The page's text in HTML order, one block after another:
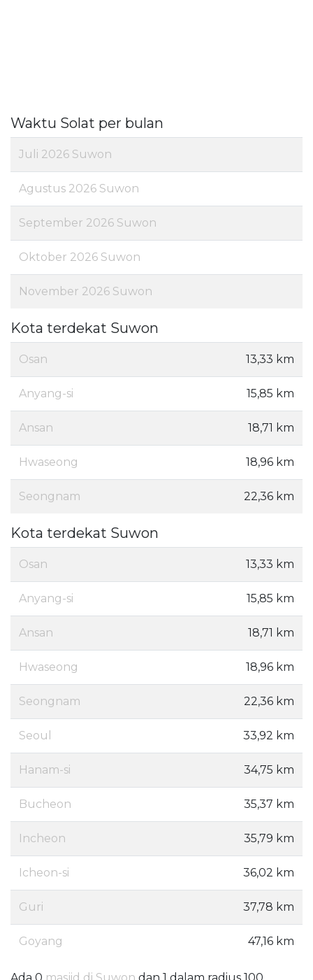
Waktu Solat per bulan
Juli 2026 Suwon
Agustus 2026 Suwon
September 2026 Suwon
Oktober 2026 Suwon
November 2026 Suwon
Kota terdekat Suwon
Osan 13,33 km
Anyang-si 15,85 km
Ansan 18,71 km
Hwaseong 18,96 km
Seongnam 22,36 km
Kota terdekat Suwon
Osan 13,33 km
Anyang-si 15,85 km
Ansan 18,71 km
Hwaseong 18,96 km
Seongnam 22,36 km
Seoul 33,92 km
Hanam-si 34,75 km
Bucheon 35,37 km
Incheon 35,79 km
Icheon-si 36,02 km
Guri 37,78 km
Goyang 47,16 km